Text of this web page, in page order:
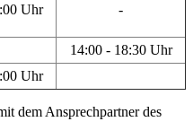
Uhr -
14:00 - 18:30 Uhr
Uhr
dem Ansprechpartner des